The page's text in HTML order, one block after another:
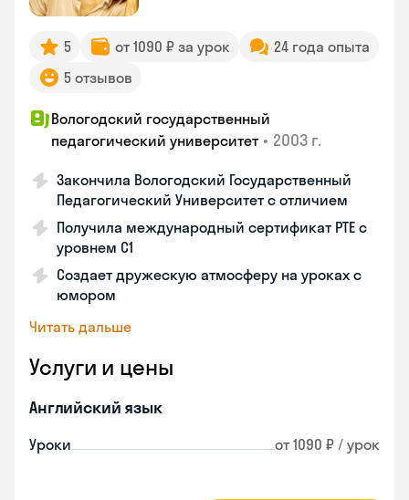
5 от 1090 ₽ за урок
24 года опыта
5 отзывов
Вологодский государственный
педагогический университет • 2003 г.
Закончила Вологодский Государственный
Педагогический Университет с отличием
Получила международный сертификат PTE с
уровнем C1
Создает дружескую атмосферу на уроках с
юмором
Читать дальше
Услуги и цены
Английский язык
Уроки от 1090 ₽ / урок